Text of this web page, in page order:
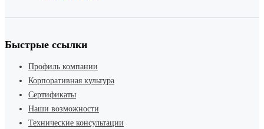
Быстрые ссылки
Профиль компании
Корпоративная культура
Сертификаты
Наши возможности
Технические консультации